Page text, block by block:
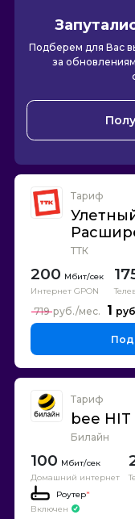
Подберем для Вас
за
Тариф
ТТК
200
Интернет GPON
1
719
Тариф
bee
Билайн
100
Домашний интернет
Роутер*
Включен